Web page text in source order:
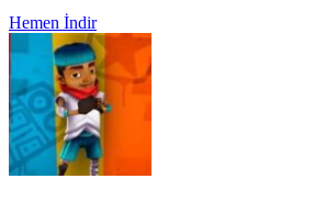
Hemen İndir